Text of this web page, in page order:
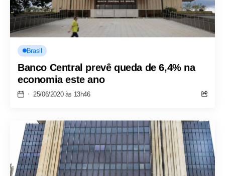
Brasil
Banco Central prevê queda de 6,4% na
economia este ano
25/06/2020 às 13h46